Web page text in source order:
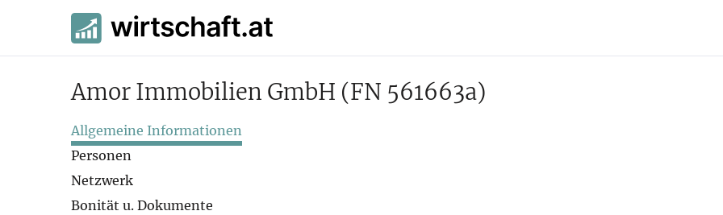
Amor Immobilien GmbH (FN 561663a)
Allgemeine Informationen
Personen
Netzwerk
Bonität u. Dokumente